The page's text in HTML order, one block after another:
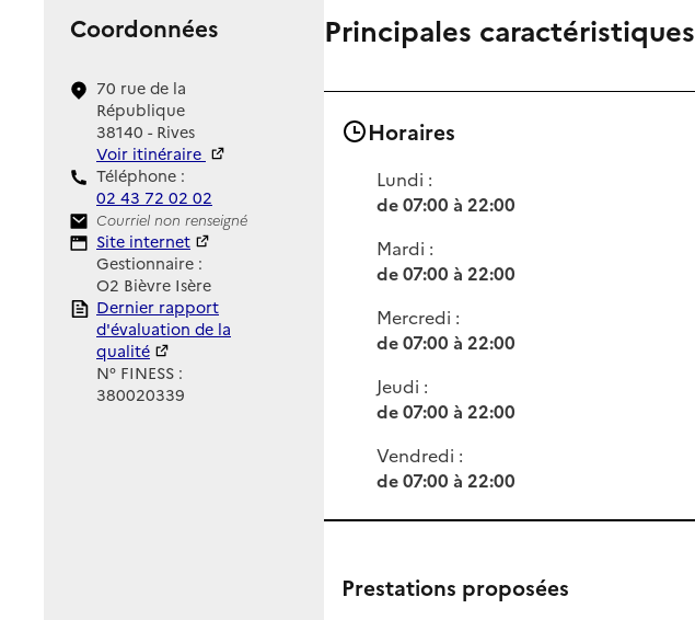
Coordonnées
70 rue de la
République
38140 - Rives
Voir itinéraire
Téléphone :
02 43 72 02 02
Contact
Courriel non renseigné
Site Internet
Site internet
Gestionnaire :
O2 Bièvre Isère
Rapport HAS
Dernier rapport
d'évaluation de la
qualité
N° FINESS :
380020339
Principales caractéristiques
Horaires
Lundi :
de 07:00 à 22:00
Mardi :
de 07:00 à 22:00
Mercredi :
de 07:00 à 22:00
Jeudi :
de 07:00 à 22:00
Vendredi :
de 07:00 à 22:00
Prestations proposées